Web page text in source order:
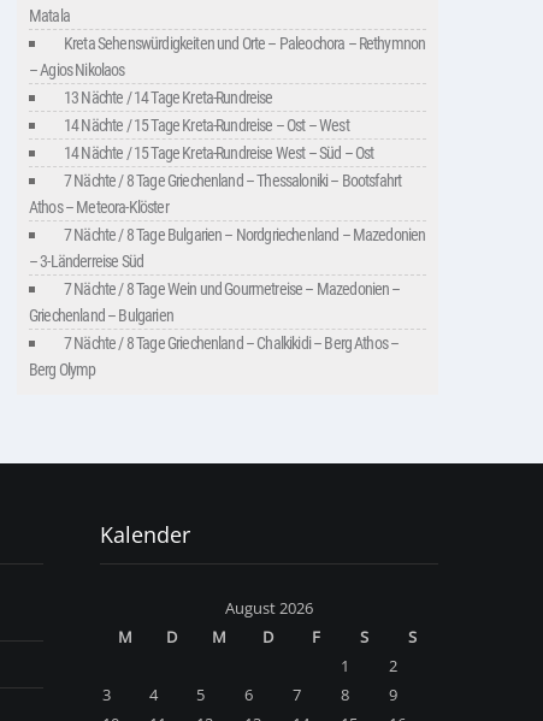
Matala
Kreta Sehenswürdigkeiten und Orte – Paleochora – Rethymnon
– Agios Nikolaos
13 Nächte / 14 Tage Kreta-Rundreise
14 Nächte / 15 Tage Kreta-Rundreise – Ost – West
14 Nächte / 15 Tage Kreta-Rundreise West – Süd – Ost
7 Nächte / 8 Tage Griechenland – Thessaloniki – Bootsfahrt
Athos – Meteora-Klöster
7 Nächte / 8 Tage Bulgarien – Nordgriechenland – Mazedonien
– 3-Länderreise Süd
7 Nächte / 8 Tage Wein und Gourmetreise – Mazedonien –
Griechenland – Bulgarien
7 Nächte / 8 Tage Griechenland – Chalkikidi – Berg Athos –
Berg Olymp
Kalender
August 2026
M
D M D F S
S
1
2
3
4 5 6 7 8
9